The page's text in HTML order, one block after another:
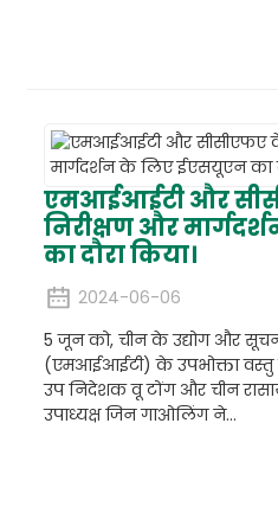
एमआईआईटी और
निरीक्षण और
का दौरा किया।
2024-06-06
5 जून को, चीन के उद्योग और सूचना
(एमआईआईटी) के उपभोक्ता वस्तु
उप निदेशक वू टोंग और चीन
उपाध्यक्ष जिन गाओलिंग ने...